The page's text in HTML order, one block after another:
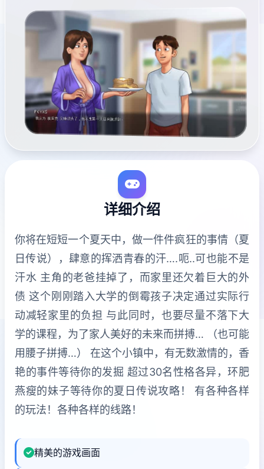
详细介绍
你将在短短一个夏天中，做一件件疯狂的事情（夏
日传说），肆意的挥洒青春的汗….呃..可也能不是
汗水 主角的老爸挂掉了，而家里还欠着巨大的外
债 这个刚刚踏入大学的倒霉孩子决定通过实际行
动减轻家里的负担 与此同时，也要尽量不落下大
学的课程，为了家人美好的未来而拼搏… （也可能
用腰子拼搏…） 在这个小镇中，有无数激情的，香
艳的事件等待你的发掘 超过30名性格各异，环肥
燕瘦的妹子等待你的夏日传说攻略！ 有各种各样
的玩法！各种各样的线路！
精美的游戏画面